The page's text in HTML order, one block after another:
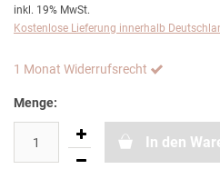
inkl. 19% MwSt.
Kostenlose Lieferung innerhalb
1 Monat Widerrufsrecht
Menge:
In den